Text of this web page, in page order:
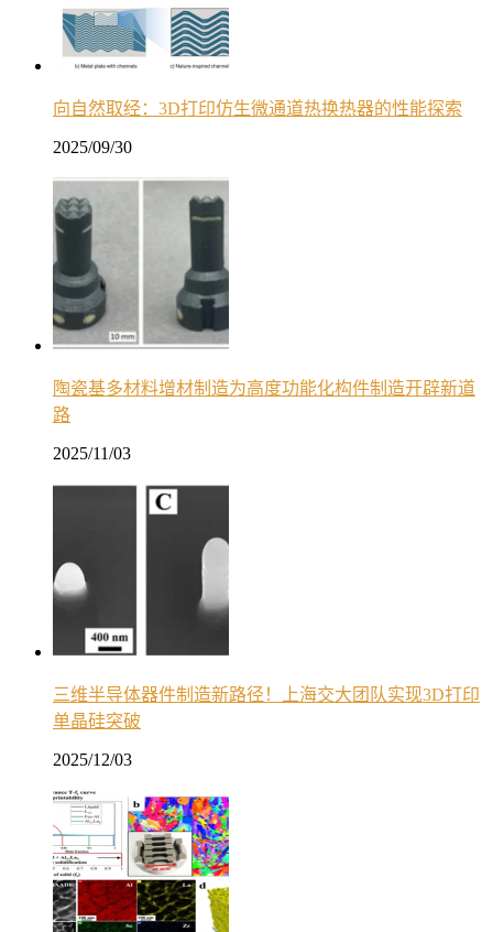
向自然取经：3D打印仿生微通道热换热器的性能探索
2025/09/30
陶瓷基多材料增材制造为高度功能化构件制造开辟新道
路
2025/11/03
三维半导体器件制造新路径！上海交大团队实现3D打印
单晶硅突破
2025/12/03